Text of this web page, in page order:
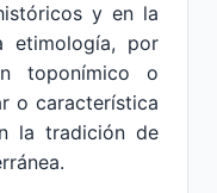
y en la
etimología, por
toponímico o
o característica
la tradición de